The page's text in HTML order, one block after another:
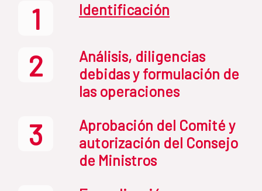
1 Identificación
2
Análisis, diligencias
debidas y formulación de
las operaciones
3
Aprobación del Comité y
autorización del Consejo
de Ministros